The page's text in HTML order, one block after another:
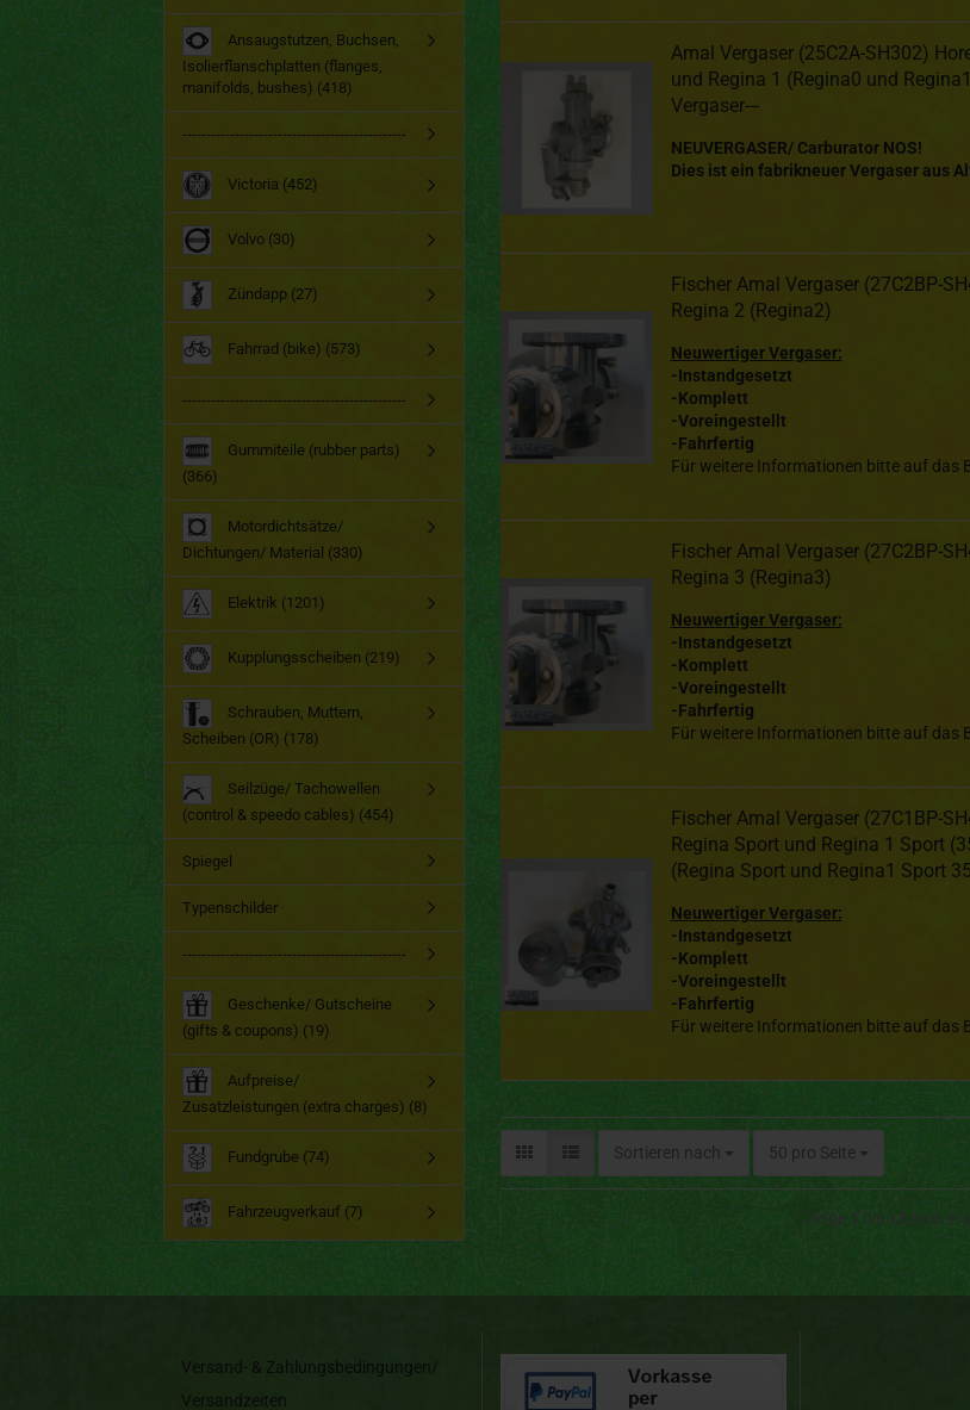
Amal Vergaser (25C2A-SH302)
und Regina 1 (Regina0 und
Vergaser---
NEUVERGASER/ Carburator NOS!
Dies ist ein fabrikneuer Vergaser aus
Fischer Amal Vergaser (27C2BP-
Regina 2 (Regina2)
Neuwertiger Vergaser:
-Instandgesetzt
-Komplett
-Voreingestellt
-Fahrfertig
Für weitere Informationen bitte auf das
Fischer Amal Vergaser (27C2BP-
Regina 3 (Regina3)
Neuwertiger Vergaser:
-Instandgesetzt
-Komplett
-Voreingestellt
-Fahrfertig
Für weitere Informationen bitte auf das
Fischer Amal Vergaser (27C1BP-
Regina Sport und Regina 1 Sport
(Regina Sport und Regina1 Sport
Neuwertiger Vergaser:
-Instandgesetzt
-Komplett
-Voreingestellt
-Fahrfertig
Für weitere Informationen bitte auf das
Sortieren nach 50 pro Seite
Ansaugstutzen, Buchsen,
Isolierflanschplatten (flanges,
manifolds, bushes) (418)
-----------------------------------------------
Victoria (452)
Volvo (30)
Zündapp (27)
Fahrrad (bike) (573)
-----------------------------------------------
Gummiteile (rubber parts)
(366)
Motordichtsätze/
Dichtungen/ Material (330)
Elektrik (1201)
Kupplungsscheiben (219)
Schrauben, Muttern,
Scheiben (OR) (178)
Seilzüge/ Tachowellen
(control & speedo cables) (454)
Spiegel
Typenschilder
-----------------------------------------------
Geschenke/ Gutscheine
(gifts & coupons) (19)
Aufpreise/
Zusatzleistungen (extra charges) (8)
Fundgrube (74)
Fahrzeugverkauf (7)
Versand- & Zahlungsbedingungen/
Versandzeiten